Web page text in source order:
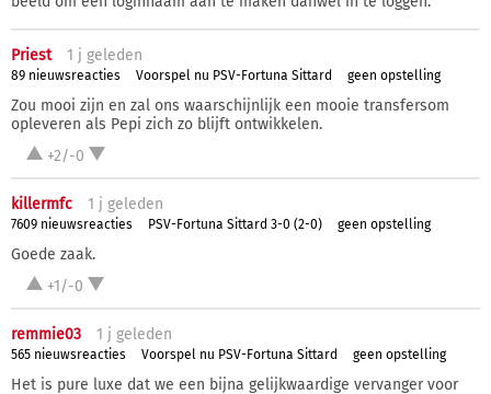
Priest 1 j geleden
89 nieuwsreacties Voorspel nu PSV-Fortuna Sittard geen opstelling
Zou mooi zijn en zal ons waarschijnlijk een mooie transfersom
opleveren als Pepi zich zo blijft ontwikkelen.
+2/-0
killermfc 1 j geleden
7609 nieuwsreacties PSV-Fortuna Sittard 3-0 (2-0) geen opstelling
Goede zaak.
+1/-0
remmie03 1 j geleden
565 nieuwsreacties Voorspel nu PSV-Fortuna Sittard geen opstelling
Het is pure luxe dat we een bijna gelijkwaardige vervanger voor